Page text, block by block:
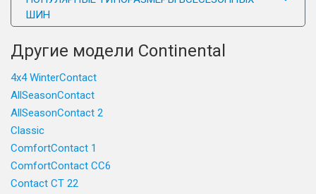
ШИН
Другие модели Continental
4x4 WinterContact
AllSeasonContact
AllSeasonContact 2
Classic
ComfortContact 1
ComfortContact CC6
Contact CT 22